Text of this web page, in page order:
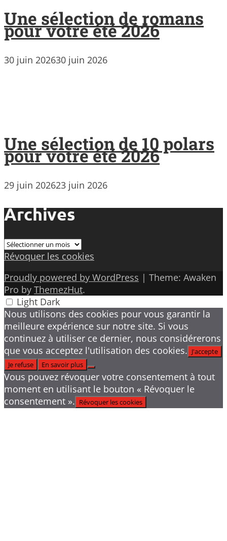
Une sélection de romans
pour votre été 2026
30 juin 202630 juin 2026
Une sélection de 10 polars
pour votre été 2026
29 juin 202623 juin 2026
Archives
Archives
Révoquer les cookies
Proudly powered by WordPress | Theme: Awaken
Pro by ThemezHut.
Light Dark
Nous utilisons des cookies pour vous garantir la
meilleure expérience sur notre site. Si vous
continuez à utiliser ce dernier, nous considérerons
que vous acceptez l'utilisation des cookies. J'accepte
Je refuse
En savoir plus
Vous pouvez révoquer votre consentement à tout
moment en utilisant le bouton « Révoquer le
consentement ». Révoquer les cookies